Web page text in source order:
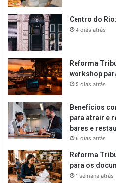
Centro do
4 dias atrás
Reforma
workshop
5 dias atrás
Benefícios
para atrair e
bares e
6 dias atrás
Reforma
para os
1 semana atrás